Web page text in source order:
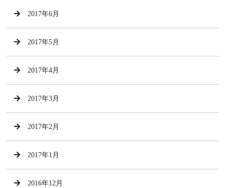
2017年6月
2017年5月
2017年4月
2017年3月
2017年2月
2017年1月
2016年12月